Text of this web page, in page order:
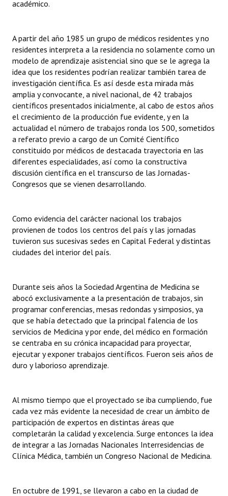
Dictámenes Asesoría Letrada
Informes de Unidad Coordinadora
Ejecución Presupuestaria
Actas de Audiencias Públicas
NORMATIVA
Comunicaciones
Declaraciones
Resoluciones
INSTITUCIONAL
Antiguos Pobladores
Datos Históricos
Premio al Mérito - Registro
Audiencias Públicas - Registro
Mujeres que Dejaron Huellas - Registro
Ciudadano Ilustre - Registro
Banca del Vecino - Registro
Huéspedes de Honor - Registro
Reconocimientos - Registro
académico.
A partir del año 1985 un grupo de médicos residentes y no
residentes interpreta a la residencia no solamente como un
modelo de aprendizaje asistencial sino que se le agrega la
idea que los residentes podrían realizar también tarea de
investigación científica. Es así desde esta mirada más
amplia y convocante, a nivel nacional, de 42 trabajos
científicos presentados inicialmente, al cabo de estos años
el crecimiento de la producción fue evidente, y en la
actualidad el número de trabajos ronda los 500, sometidos
a referato previo a cargo de un Comité Científico
constituido por médicos de destacada trayectoria en las
diferentes especialidades, así como la constructiva
discusión científica en el transcurso de las Jornadas-
Congresos que se vienen desarrollando.
Como evidencia del carácter nacional los trabajos
provienen de todos los centros del país y las jornadas
tuvieron sus sucesivas sedes en Capital Federal y distintas
ciudades del interior del país.
Durante seis años la Sociedad Argentina de Medicina se
abocó exclusivamente a la presentación de trabajos, sin
programar conferencias, mesas redondas y simposios, ya
que se había detectado que la principal falencia de los
servicios de Medicina y por ende, del médico en formación
se centraba en su crónica incapacidad para proyectar,
ejecutar y exponer trabajos científicos. Fueron seis años de
duro y laborioso aprendizaje.
Al mismo tiempo que el proyectado se iba cumpliendo, fue
cada vez más evidente la necesidad de crear un ámbito de
participación de expertos en distintas áreas que
completarán la calidad y excelencia. Surge entonces la idea
de integrar a las Jornadas Nacionales Interresidencias de
Clínica Médica, también un Congreso Nacional de Medicina.
En octubre de 1991, se llevaron a cabo en la ciudad de